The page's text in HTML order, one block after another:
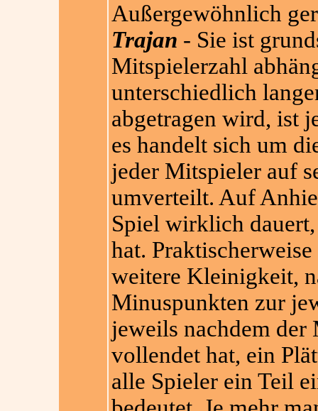
Außergewöhnlich
Trajan - Sie ist
Mitspielerzahl
unterschiedlich
abgetragen wird, ist
es handelt sich um
jeder Mitspieler auf
umverteilt. Auf
Spiel wirklich
hat.
weitere Kleinigkeit,
Minuspunkten zur
jeweils nachdem der
vollendet hat, ein
alle Spieler ein Teil